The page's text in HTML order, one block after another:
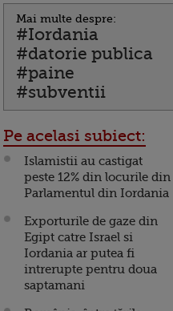
Mai multe despre:
#Iordania
#datorie publica
#paine
#subventii
Pe acelasi subiect:
Islamistii au castigat
peste 12% din locurile din
Parlamentul din Iordania
Exporturile de gaze din
Egipt catre Israel si
Iordania ar putea fi
intrerupte pentru doua
saptamani